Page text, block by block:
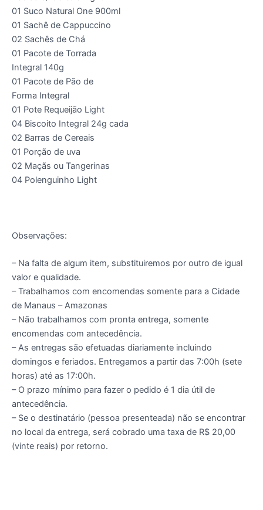
01 Suco Natural One 900ml
01 Sachê de Cappuccino
02 Sachês de Chá
01 Pacote de Torrada
Integral 140g
01 Pacote de Pão de
Forma Integral
01 Pote Requeijão Light
04 Biscoito Integral 24g cada
02 Barras de Cereais
01 Porção de uva
02 Maçãs ou Tangerinas
04 Polenguinho Light
Observações:
– Na falta de algum item, substituiremos por outro de igual
valor e qualidade.
– Trabalhamos com encomendas somente para a Cidade
de Manaus – Amazonas
– Não trabalhamos com pronta entrega, somente
encomendas com antecedência.
– As entregas são efetuadas diariamente incluindo
domingos e feriados. Entregamos a partir das 7:00h (sete
horas) até as 17:00h.
– O prazo mínimo para fazer o pedido é 1 dia útil de
antecedência.
– Se o destinatário (pessoa presenteada) não se encontrar
no local da entrega, será cobrado uma taxa de R$ 20,00
(vinte reais) por retorno.